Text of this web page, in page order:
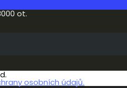
ot.
osobních údajů.